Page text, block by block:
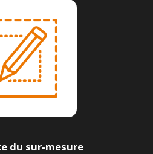
du sur-mesure